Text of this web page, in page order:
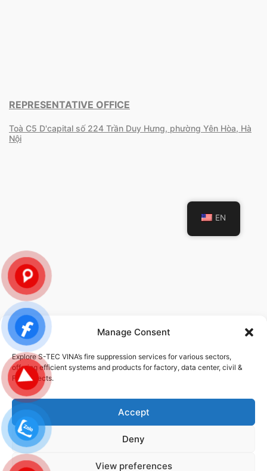
Manage Consent
Explore S-TEC VINA’s fire suppression services for various sectors,
offering efficient systems and products for factory, data center, civil &
FDI projects.
Accept
Deny
View preferences
REPRESENTATIVE OFFICE
Toà C5 D'capital số 224 Trần Duy Hưng, phường Yên Hòa, Hà
Nội
POLICY
Privacy Policy
Service Policy
© 2026 STEC-VINA | ALL RIGHTS RESERVED | DESIGNED DEVELOPED
BYDMG
EN